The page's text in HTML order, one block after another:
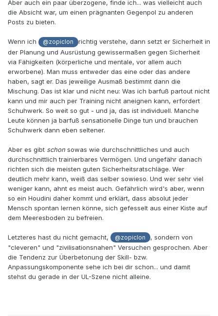
Aber auch ein paar überzogene, finde ich... was vielleicht auch
die Absicht war, um einen prägnanten Gegenpol zu anderen
Posts zu bieten.
Wenn ich @zopiclon
richtig verstehe, dann setzt er Sicherheit in
der Planung und Ausrüstung gewissermaßen gegen Sicherheit
via Fähigkeiten (körperliche und mentale, vor allem auch
erworbene). Man muss entweder das eine oder das andere
haben, sagt er. Das jeweilige Ausmaß bestimmt dann die
Mischung. Das ist klar und nicht neu: Was ich barfuß partout nicht
kann und mir auch per Training nicht aneignen kann, erfordert
Schuhwerk. So weit so gut - und ja, das ist individuell. Manche
Leute können ja barfuß sensationelle Dinge tun und brauchen
Schuhwerk dann eben seltener.
Aber es gibt schon sowas wie durchschnittliches und auch
durchschnittlich trainierbares Vermögen. Und ungefähr danach
richten sich die meisten guten Sicherheitsratschläge. Wer
deutlich mehr kann, weiß das selber sowieso. Und wer sehr viel
weniger kann, ahnt es meist auch. Gefährlich wird's aber, wenn
so ein Houdini daher kommt und erklärt, dass absolut jeder
Mensch spontan lernen könne, sich gefesselt aus einer Kiste auf
dem Meeresboden zu befreien.
Letzteres hast du nicht gemacht, @zopiclon
, sondern von
"cleveren" und "zivilisationsnahen" Versuchen gesprochen. Aber
die Tendenz zur Überbetonung der Skill- bzw.
Anpassungskomponente sehe ich bei dir schon... und damit
stehst du gerade in der UL-Szene nicht alleine.